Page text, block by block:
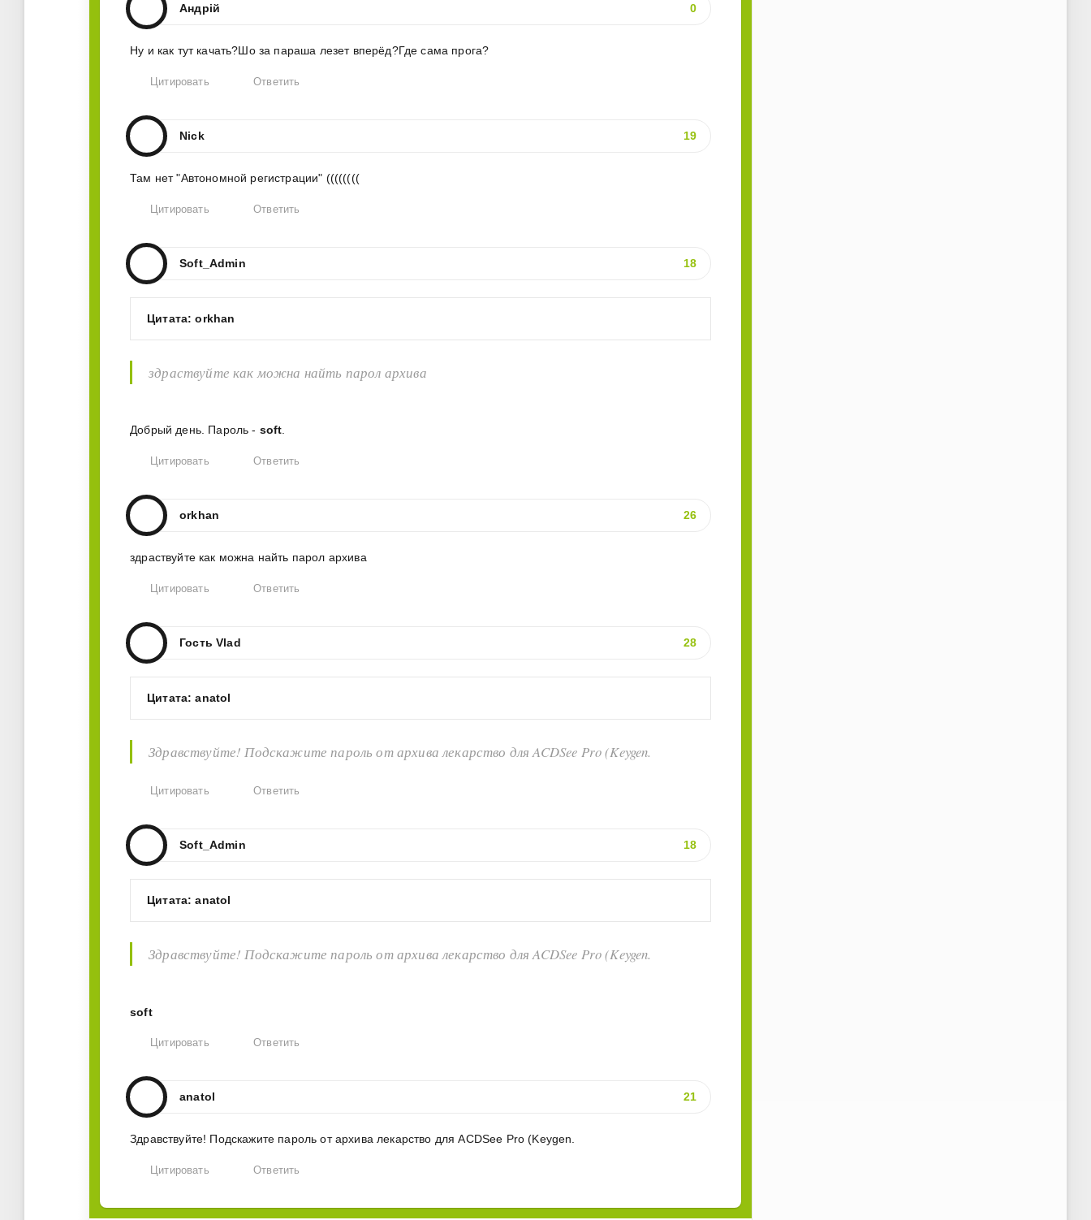
Андрій 0
Ну и как тут качать?Шо за параша лезет вперёд?Где сама прога?
Цитировать Ответить
Nick 19
Там нет "Автономной регистрации" ((((((((
Цитировать Ответить
Soft_Admin 18
Цитата: orkhan
здраствуйте как можна найть парол архива
Добрый день. Пароль - soft
Цитировать Ответить
orkhan 26
здраствуйте как можна найть парол архива
Цитировать Ответить
Гость Vlad 28
Цитата: anatol
Здравствуйте! Подскажите пароль от архива лекарство для ACDSee Pro (Keygen.
Цитировать Ответить
Soft_Admin 18
Цитата: anatol
Здравствуйте! Подскажите пароль от архива лекарство для ACDSee Pro (Keygen.
soft
Цитировать Ответить
anatol 21
Здравствуйте! Подскажите пароль от архива лекарство для ACDSee Pro (Keygen.
Цитировать Ответить